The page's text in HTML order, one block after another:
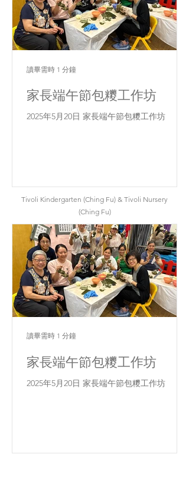
家長端午節包糭工作坊
2025年5月20日 家長端午節包糭工作坊
讀畢需時 1 分鐘
Tivoli Kindergarten (Ching Fu) & Tivoli Nursery
(Ching Fu)
家長端午節包糭工作坊
2025年5月20日 家長端午節包糭工作坊
讀畢需時 1 分鐘